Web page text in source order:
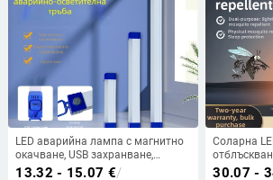
LED аварийна лампа с магнитно
окачване, USB захранване,
преносима лампа-лента за
13.32 - 15.07 €/
Соларна
външна
30.07 -